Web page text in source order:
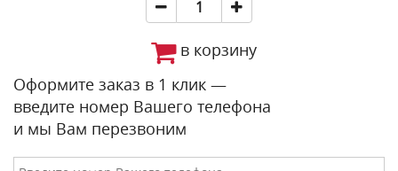
в корзину
Оформите заказ в 1 клик —
введите номер Вашего телефона
и мы Вам перезвоним